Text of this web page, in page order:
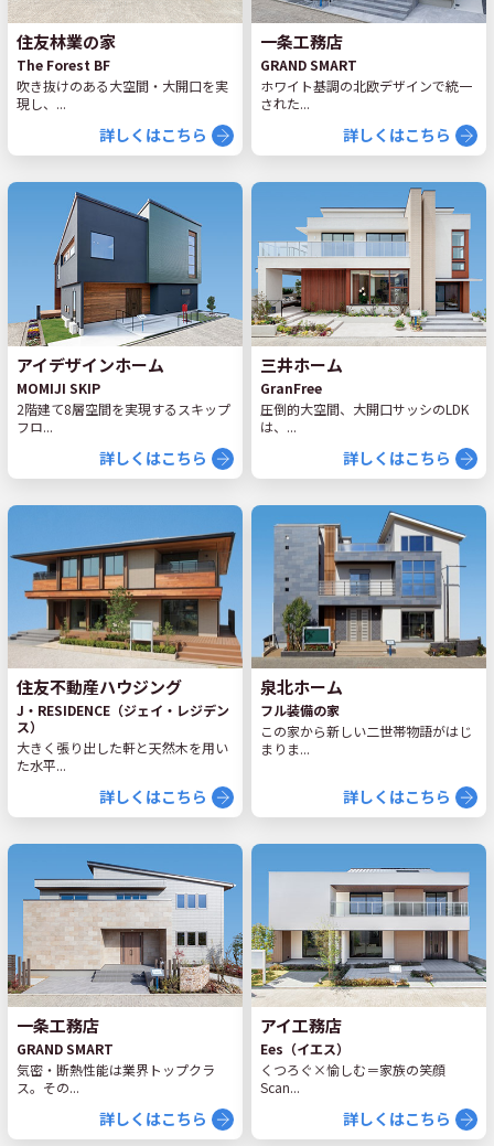
住友林業の家
The Forest BF
吹き抜けのある大空間・大開口を実
現し、...
詳しくはこちら
一条工務店
GRAND SMART
ホワイト基調の北欧デザインで統一
された...
詳しくはこちら
アイデザインホーム
MOMIJI SKIP
2階建て8層空間を実現するスキップ
フロ...
詳しくはこちら
三井ホーム
GranFree
圧倒的大空間、大開口サッシのLDK
は、...
詳しくはこちら
住友不動産ハウジング
J・RESIDENCE（ジェイ・レジデン
ス）
大きく張り出した軒と天然木を用い
た水平...
詳しくはこちら
泉北ホーム
フル装備の家
この家から新しい二世帯物語がはじ
まりま...
詳しくはこちら
一条工務店
GRAND SMART
気密・断熱性能は業界トップクラ
ス。その...
詳しくはこちら
アイ工務店
Ees（イエス）
くつろぐ×愉しむ＝家族の笑顔
Scan...
詳しくはこちら